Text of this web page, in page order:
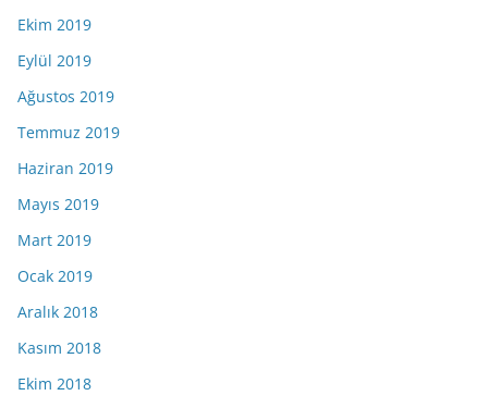
Ekim 2019
Eylül 2019
Ağustos 2019
Temmuz 2019
Haziran 2019
Mayıs 2019
Mart 2019
Ocak 2019
Aralık 2018
Kasım 2018
Ekim 2018